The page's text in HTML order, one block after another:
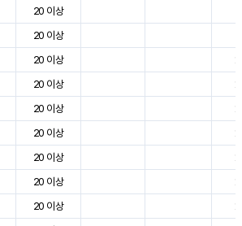
20 이상
20 이상
20 이상
20 이상
20 이상
20 이상
20 이상
20 이상
20 이상